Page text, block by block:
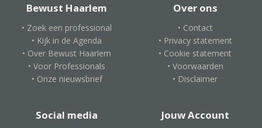
Bewust Haarlem
• Zoek een professional
• Kijk in de Agenda
• Over Bewust Haarlem
• Voor Professionals
• Onze nieuwsbrief
Over ons
• Contact
• Privacy statement
• Cookie statement
• Voorwaarden
• Disclaimer
Social media Jouw Account